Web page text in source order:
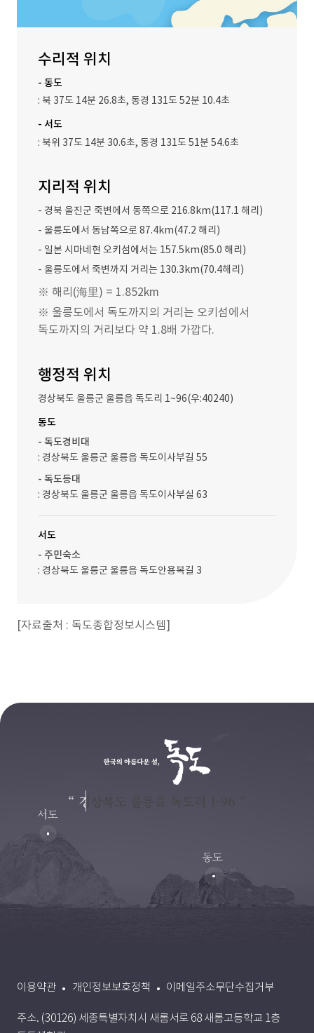
수리적 위치
- 동도
: 북 37도 14분 26.8초, 동경 131도 52분 10.4초
- 서도
: 북위 37도 14분 30.6초, 동경 131도 51분 54.6초
지리적 위치
- 경북 울진군 죽변에서 동쪽으로 216.8km(117.1 해리)
- 울릉도에서 동남쪽으로 87.4km(47.2 해리)
- 일본 시마네현 오키섬에서는 157.5km(85.0 해리)
- 울릉도에서 죽변까지 거리는 130.3km(70.4해리)
※ 해리(海里) = 1.852km
※ 울릉도에서 독도까지의 거리는 오키섬에서
독도까지의 거리보다 약 1.8배 가깝다.
행정적 위치
경상북도 울릉군 울릉읍 독도리 1~96(우:40240)
동도
- 독도경비대
: 경상북도 울릉군 울릉읍 독도이사부길 55
- 독도등대
: 경상북도 울릉군 울릉읍 독도이사부실 63
서도
- 주민숙소
: 경상북도 울릉군 울릉읍 독도안용복길 3
[자료출처 : 독도종합정보시스템]
“ 경상북도 울릉읍 독도리 1-96 ”
서도
동도
이용약관 개인정보보호정책 이메일주소무단수집거부
주소. (30126) 세종특별자치시 새롬서로 68 새롬고등학교 1층